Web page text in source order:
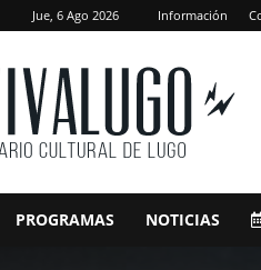
Jue, 6 Ago 2026 Información
PROGRAMAS NOTICIAS